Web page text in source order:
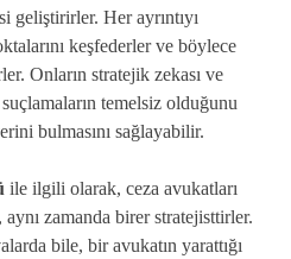
geliştirirler. Her ayrıntıyı
keşfederler ve böylece
Onların stratejik zekası ve
temelsiz olduğunu
bulmasını sağlayabilir.
ile ilgili olarak, ceza avukatları
zamanda birer stratejisttirler.
bile, bir avukatın yarattığı